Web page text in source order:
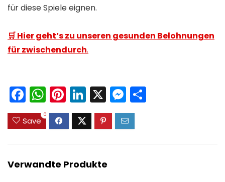
für diese Spiele eignen.
​🛒 Hier geht’s zu unseren gesunden Belohnungen
für zwischendurch.
F
a
c
b
o
W
h
a
A
p
Pi
nt
er
st
Li
n
k
dI
n
X M
e
s
Save
0
Verwandte Produkte